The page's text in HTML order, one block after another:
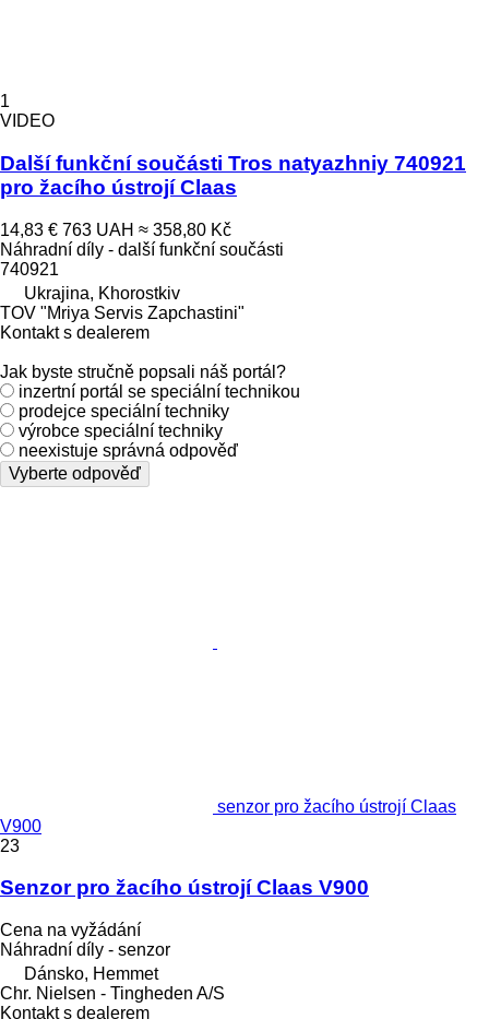
1
VIDEO
Další funkční součásti Tros natyazhniy 740921
pro žacího ústrojí Claas
14,83 € 763 UAH ≈ 358,80 Kč
Náhradní díly - další funkční součásti
740921
Ukrajina, Khorostkiv
TOV "Mriya Servis Zapchastini"
Kontakt s dealerem
Jak byste stručně popsali náš portál?
inzertní portál se speciální technikou
prodejce speciální techniky
výrobce speciální techniky
neexistuje správná odpověď
Vyberte odpověď
senzor pro žacího ústrojí Claas
V900
23
Senzor pro žacího ústrojí Claas V900
Cena na vyžádání
Náhradní díly - senzor
Dánsko, Hemmet
Chr. Nielsen - Tingheden A/S
Kontakt s dealerem